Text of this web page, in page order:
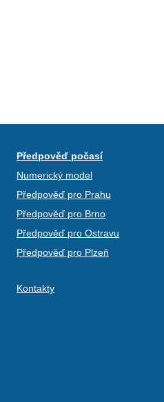
Předpověď počasí
Numerický model
Předpověď pro Prahu
Předpověď pro Brno
Předpověď pro Ostravu
Předpověď pro Plzeň
Kontakty